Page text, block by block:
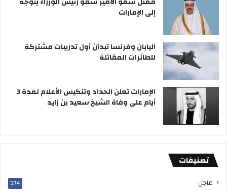
إلى الإمارات
اليابان وفرنسا تبدآن أول تدريبات مشتركة
للطائرات المقاتلة
الإمارات تعلن الحداد وتنكيس الأعلام لمدة 3
أيام على وفاة الشيخ سعيد بن زايد
تصنيفات
عاجل 374